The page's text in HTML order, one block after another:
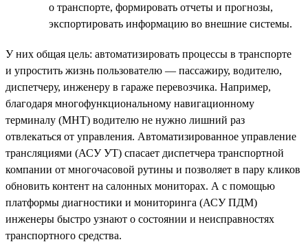
о транспорте, формировать отчеты и прогнозы,
экспортировать информацию во внешние системы.
У них общая цель: автоматизировать процессы в транспорте
и упростить жизнь пользователю — пассажиру, водителю,
диспетчеру, инженеру в гараже перевозчика. Например,
благодаря многофункциональному навигационному
терминалу (МНТ) водителю не нужно лишний раз
отвлекаться от управления. Автоматизированное управление
трансляциями (АСУ УТ) спасает диспетчера транспортной
компании от многочасовой рутины и позволяет в пару кликов
обновить контент на салонных мониторах. А с помощью
платформы диагностики и мониторинга (АСУ ПДМ)
инженеры быстро узнают о состоянии и неисправностях
транспортного средства.